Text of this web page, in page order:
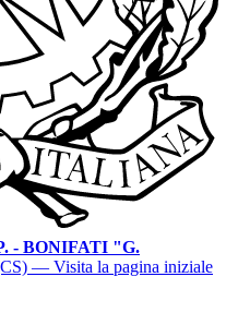
- BONIFATI "G.
— Visita la pagina iniziale